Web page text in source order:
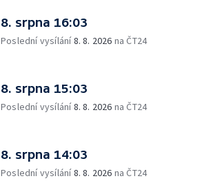
8. srpna 16:03
Poslední vysílání8. 8. 2026 na ČT24
8. srpna 15:03
Poslední vysílání8. 8. 2026 na ČT24
8. srpna 14:03
Poslední vysílání8. 8. 2026 na ČT24